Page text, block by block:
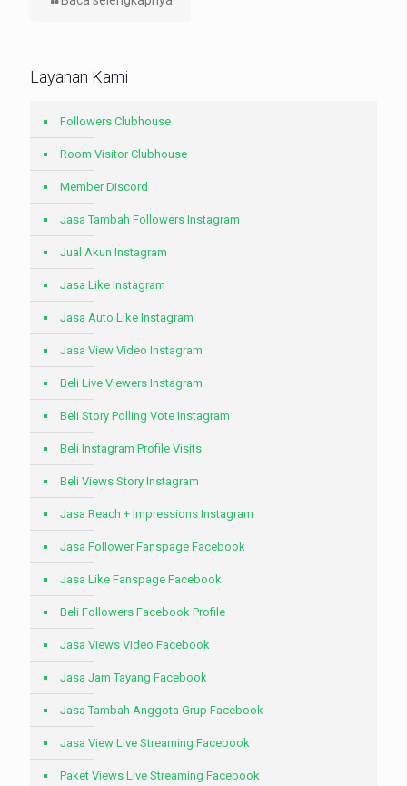
Layanan Kami
Followers Clubhouse
Room Visitor Clubhouse
Member Discord
Jasa Tambah Followers Instagram
Jual Akun Instagram
Jasa Like Instagram
Jasa Auto Like Instagram
Jasa View Video Instagram
Beli Live Viewers Instagram
Beli Story Polling Vote Instagram
Beli Instagram Profile Visits
Beli Views Story Instagram
Jasa Reach + Impressions Instagram
Jasa Follower Fanspage Facebook
Jasa Like Fanspage Facebook
Beli Followers Facebook Profile
Jasa Views Video Facebook
Jasa Jam Tayang Facebook
Jasa Tambah Anggota Grup Facebook
Jasa View Live Streaming Facebook
Paket Views Live Streaming Facebook